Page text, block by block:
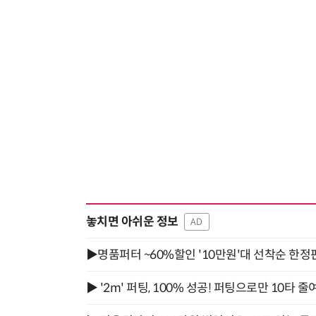
놓치면 아쉬운 정보 AD
▶명품퍼터 ~60%할인 '10만원'대 선착순 한정
▶ '2m' 퍼팅, 100% 성공! 퍼팅으로만 10타 줄